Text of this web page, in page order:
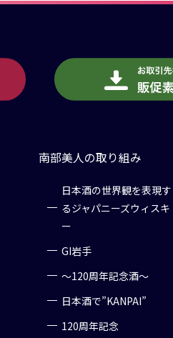
南部美人の取り組み
日本酒の世界観を表現す
るジャパニーズウィスキ
ー
GI岩手
～120周年記念酒～
日本酒で”KANPAI”
120周年記念